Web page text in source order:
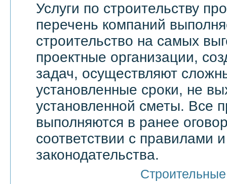
Услуги по строительству
перечень компаний
строительство на самых
проектные организации,
задач, осуществляют
установленные сроки, не
установленной сметы. Все
выполняются в ранее
соответствии с правилами
законодательства.
Строительные